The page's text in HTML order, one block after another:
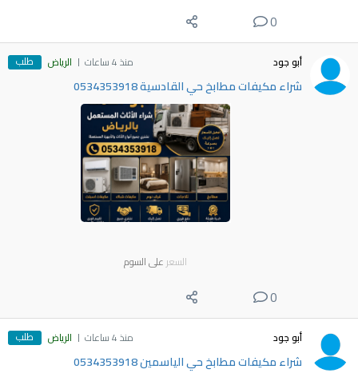
0
أبو جود منذ 4 ساعات الرياض طلب
شراء مكيفات مطابخ حي القادسية 0534353918
السعر على السوم
0
أبو جود منذ 4 ساعات الرياض طلب
شراء مكيفات مطابخ حي الياسمين 0534353918